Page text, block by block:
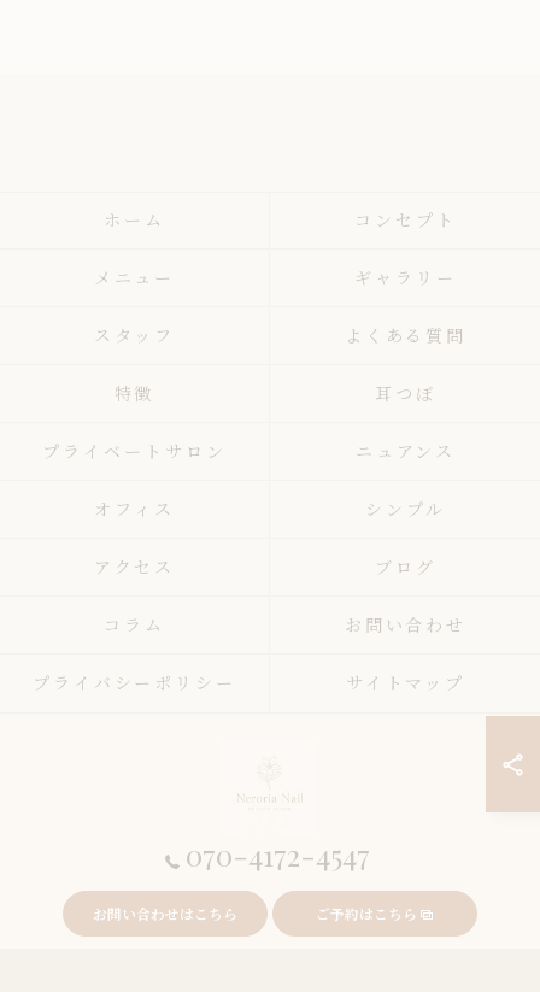
070-4172-4547
お問い合わせはこちら ご予約はこちら
ホーム コンセプト
メニュー ギャラリー
スタッフ よくある質問
特徴 耳つぼ
プライベートサロン ニュアンス
オフィス シンプル
アクセス ブログ
コラム お問い合わせ
プライバシーポリシー サイトマップ
© 2026 東京都錦糸町周辺のネイルサロンならneroria nail ALL RIGHTS
RESERVED.